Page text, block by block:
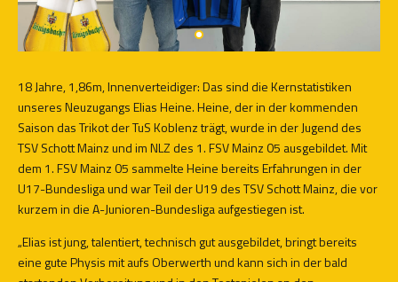
18 Jahre, 1,86m, Innenverteidiger: Das sind die Kernstatistiken
unseres Neuzugangs Elias Heine. Heine, der in der kommenden
Saison das Trikot der TuS Koblenz trägt, wurde in der Jugend des
TSV Schott Mainz und im NLZ des 1. FSV Mainz 05 ausgebildet. Mit
dem 1. FSV Mainz 05 sammelte Heine bereits Erfahrungen in der
U17-Bundesliga und war Teil der U19 des TSV Schott Mainz, die vor
kurzem in die A-Junioren-Bundesliga aufgestiegen ist.
„Elias ist jung, talentiert, technisch gut ausgebildet, bringt bereits
eine gute Physis mit aufs Oberwerth und kann sich in der bald